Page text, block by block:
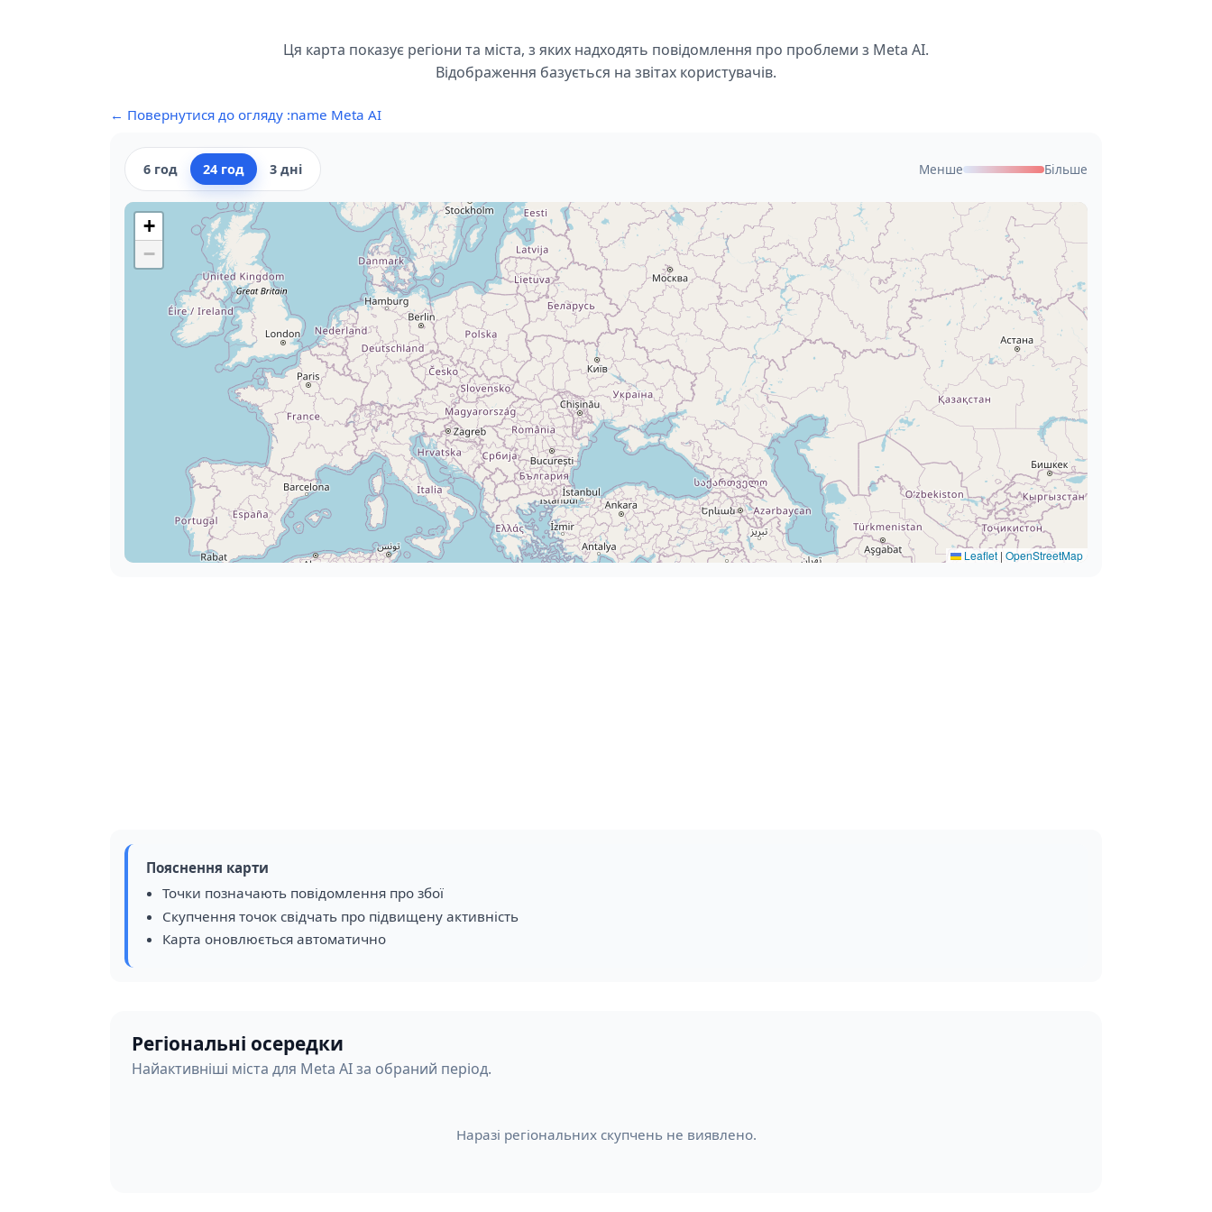
Ця карта показує регіони та міста, з яких надходять повідомлення про проблеми з Meta AI.
Відображення базується на звітах користувачів.
← Повернутися до огляду :name Meta AI
6 год 24 год 3 дні Менше Більше
+
−
Leaflet | OpenStreetMap
Пояснення карти
Точки позначають повідомлення про збої
Скупчення точок свідчать про підвищену активність
Карта оновлюється автоматично
Регіональні осередки
Найактивніші міста для Meta AI за обраний період.
Наразі регіональних скупчень не виявлено.